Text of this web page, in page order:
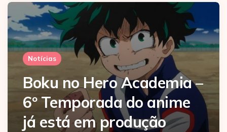
Notícias
Boku no Hero Academia –
6º Temporada do anime
já está em produção